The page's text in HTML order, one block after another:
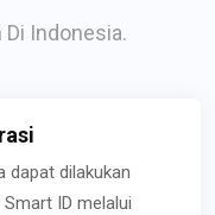
Di Indonesia.
dapat dilakukan
ID melalui